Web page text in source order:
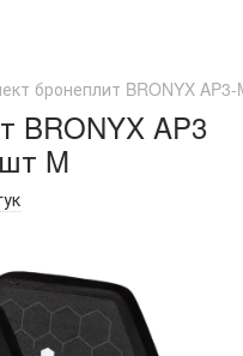
бронеплит BRONYX
BRONYX AP3
M